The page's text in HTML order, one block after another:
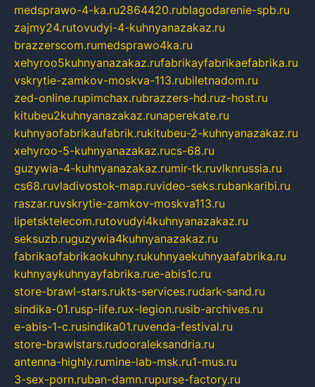
medsprawo-4-ka.ru2864420.rublagodarenie-spb.ru
zajmy24.rutovudyi-4-kuhnyanazakaz.ru
brazzerscom.rumedsprawo4ka.ru
xehyroo5kuhnyanazakaz.rufabrikayfabrikaefabrika.ru
vskrytie-zamkov-moskva-113.rubiletnadom.ru
zed-online.rupimchax.rubrazzers-hd.ruz-host.ru
kitubeu2kuhnyanazakaz.runaperekate.ru
kuhnyaofabrikaufabrik.rukitubeu-2-kuhnyanazakaz.ru
xehyroo-5-kuhnyanazakaz.rucs-68.ru
guzywia-4-kuhnyanazakaz.rumir-tk.ruvlknrussia.ru
cs68.ruvladivostok-map.ruvideo-seks.rubankaribi.ru
raszar.ruvskrytie-zamkov-moskva113.ru
lipetsktelecom.rutovudyi4kuhnyanazakaz.ru
seksuzb.ruguzywia4kuhnyanazakaz.ru
fabrikaofabrikaokuhny.rukuhnyaekuhnyaafabrika.ru
kuhnyaykuhnyayfabrika.rue-abis1c.ru
store-brawl-stars.rukts-services.rudark-sand.ru
sindika-01.rusp-life.rux-legion.rusib-archives.ru
e-abis-1-c.rusindika01.ruvenda-festival.ru
store-brawlstars.rudooraleksandria.ru
antenna-highly.rumine-lab-msk.ru1-mus.ru
3-sex-porn.ruban-damn.rupurse-factory.ru